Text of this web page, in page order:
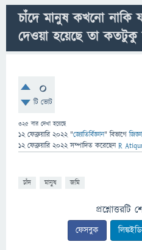
চাঁদে মানুষ কখনো নাকি
দেওয়া হয়েছে তা কতটুকু
0
টি ভোট
325 বার দেখা হয়েছে
12 ফেব্রুয়ারি 2022 "জ্যোতির্বিজ্ঞান" বিভাগে
12 ফেব্রুয়ারি 2022 সম্পাদিত করেছেনR
চাঁদ মানুষ জমি
ফেসবুক